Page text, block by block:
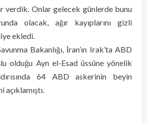
verdik. Onlar gelecek günlerde bunu
olacak, ağır kayıplarını gizli
ekledi.
Bakanlığı, İran’ın Irak’ta ABD
olduğu Ayn el-Esad üssüne yönelik
64 ABD askerinin beyin